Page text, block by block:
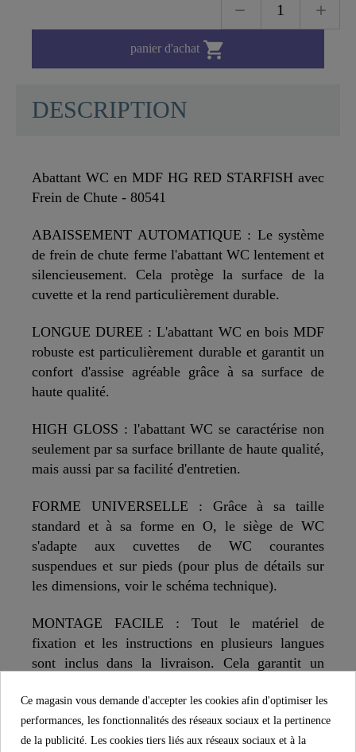
panier d'achat 
DESCRIPTION
Abattant WC en MDF HG RED STARFISH avec
Frein de Chute - 80541
ABAISSEMENT AUTOMATIQUE : Le système
de frein de chute ferme l'abattant WC lentement et
silencieusement. Cela protège la surface de la
cuvette et la rend particulièrement durable.
LONGUE DUREE : L'abattant WC en bois MDF
robuste est particulièrement durable et garantit un
confort d'assise agréable grâce à sa surface de
haute qualité.
HIGH GLOSS : l'abattant WC se caractérise non
seulement par sa surface brillante de haute qualité,
mais aussi par sa facilité d'entretien.
FORME UNIVERSELLE : Grâce à sa taille
standard et à sa forme en O, le siège de WC
s'adapte aux cuvettes de WC courantes
suspendues et sur pieds (pour plus de détails sur
les dimensions, voir le schéma technique).
MONTAGE FACILE : Tout le matériel de
fixation et les instructions en plusieurs langues
sont inclus dans la livraison. Cela garantit un
SCHÜTTE
Ce magasin vous demande d'accepter les cookies afin d'optimiser les
performances, les fonctionnalités des réseaux sociaux et la pertinence
de la publicité. Les cookies tiers liés aux réseaux sociaux et à la